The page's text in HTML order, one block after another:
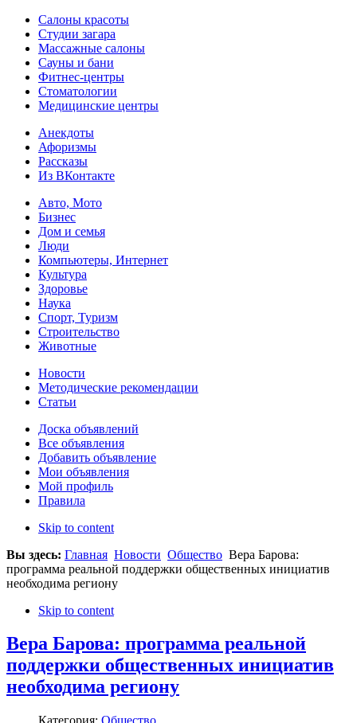
Салоны красоты
Студии загара
Массажные салоны
Сауны и бани
Фитнес-центры
Стоматологии
Медицинские центры
Анекдоты
Афоризмы
Рассказы
Из ВКонтакте
Авто, Мото
Бизнес
Дом и семья
Люди
Компьютеры, Интернет
Культура
Здоровье
Наука
Спорт, Туризм
Строительство
Животные
Новости
Методические рекомендации
Статьи
Доска объявлений
Все объявления
Добавить объявление
Мои объявления
Мой профиль
Правила
Skip to content
Вы здесь: Главная Новости Общество Вера Барова:
программа реальной поддержки общественных инициатив
необходима региону
Skip to content
Вера Барова: программа реальной
поддержки общественных инициатив
необходима региону